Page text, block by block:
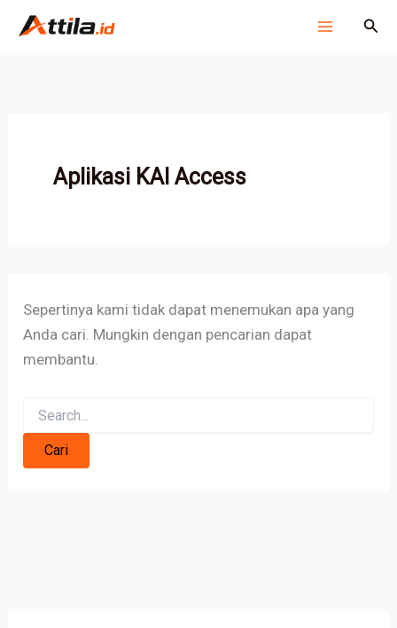
Lewati
Cari
Aplikasi KAI Access
Sepertinya kami tidak dapat menemukan apa yang
Anda cari. Mungkin dengan pencarian dapat
membantu.
untuk: